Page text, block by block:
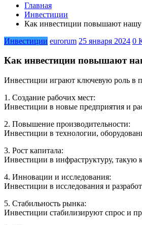
Главная
Инвестиции
Как инвестиции повышают нашу
Инвестиции eurorum 25 января 2024 0
Как инвестиции повышают
Инвестиции играют ключевую роль в
1. Создание рабочих мест:
Инвестиции в новые предприятия и
2. Повышение производительности:
Инвестиции в технологии,
3. Рост капитала:
Инвестиции в инфраструктуру,
4. Инновации и исследования:
Инвестиции в исследования и
5. Стабильность рынка:
Инвестиции стабилизируют спрос и